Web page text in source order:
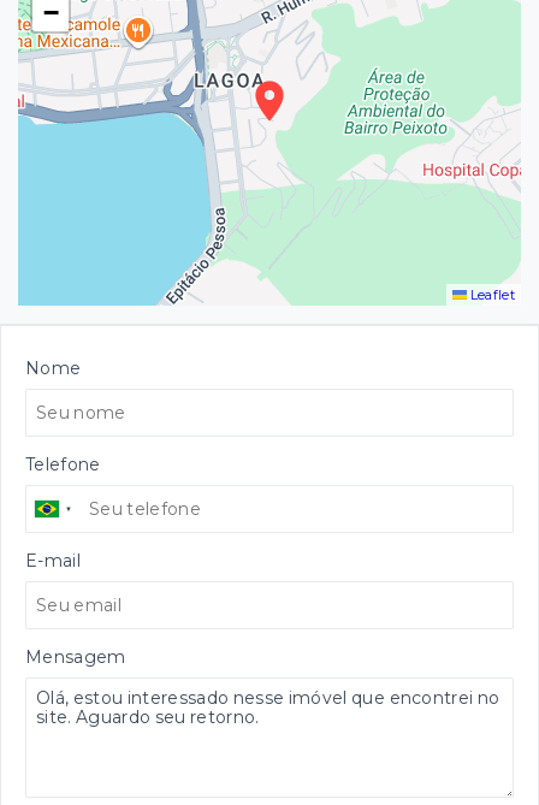
−
Leaflet
Nome
Telefone
E-mail
Mensagem